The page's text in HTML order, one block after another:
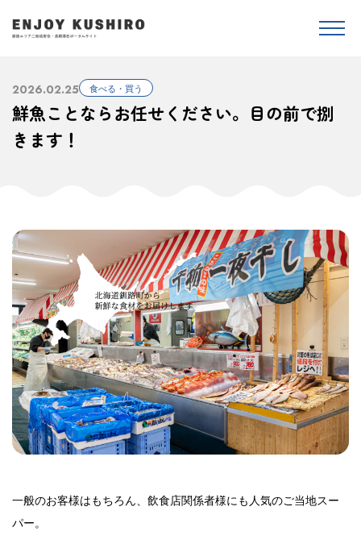
2026.02.25 食べる・買う
鮮魚ことならお任せください。目の前で捌
きます！
一般のお客様はもちろん、飲食店関係者様にも人気のご当地スー
パー。